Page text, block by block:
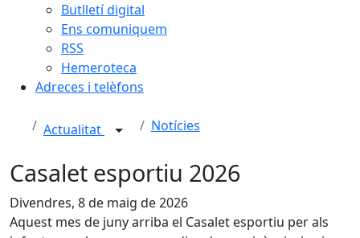
Butlletí digital
Ens comuniquem
RSS
Hemeroteca
Adreces i telèfons
Actualitat Notícies
Casalet esportiu 2026
Divendres, 8 de maig de 2026
Aquest mes de juny arriba el Casalet esportiu per als